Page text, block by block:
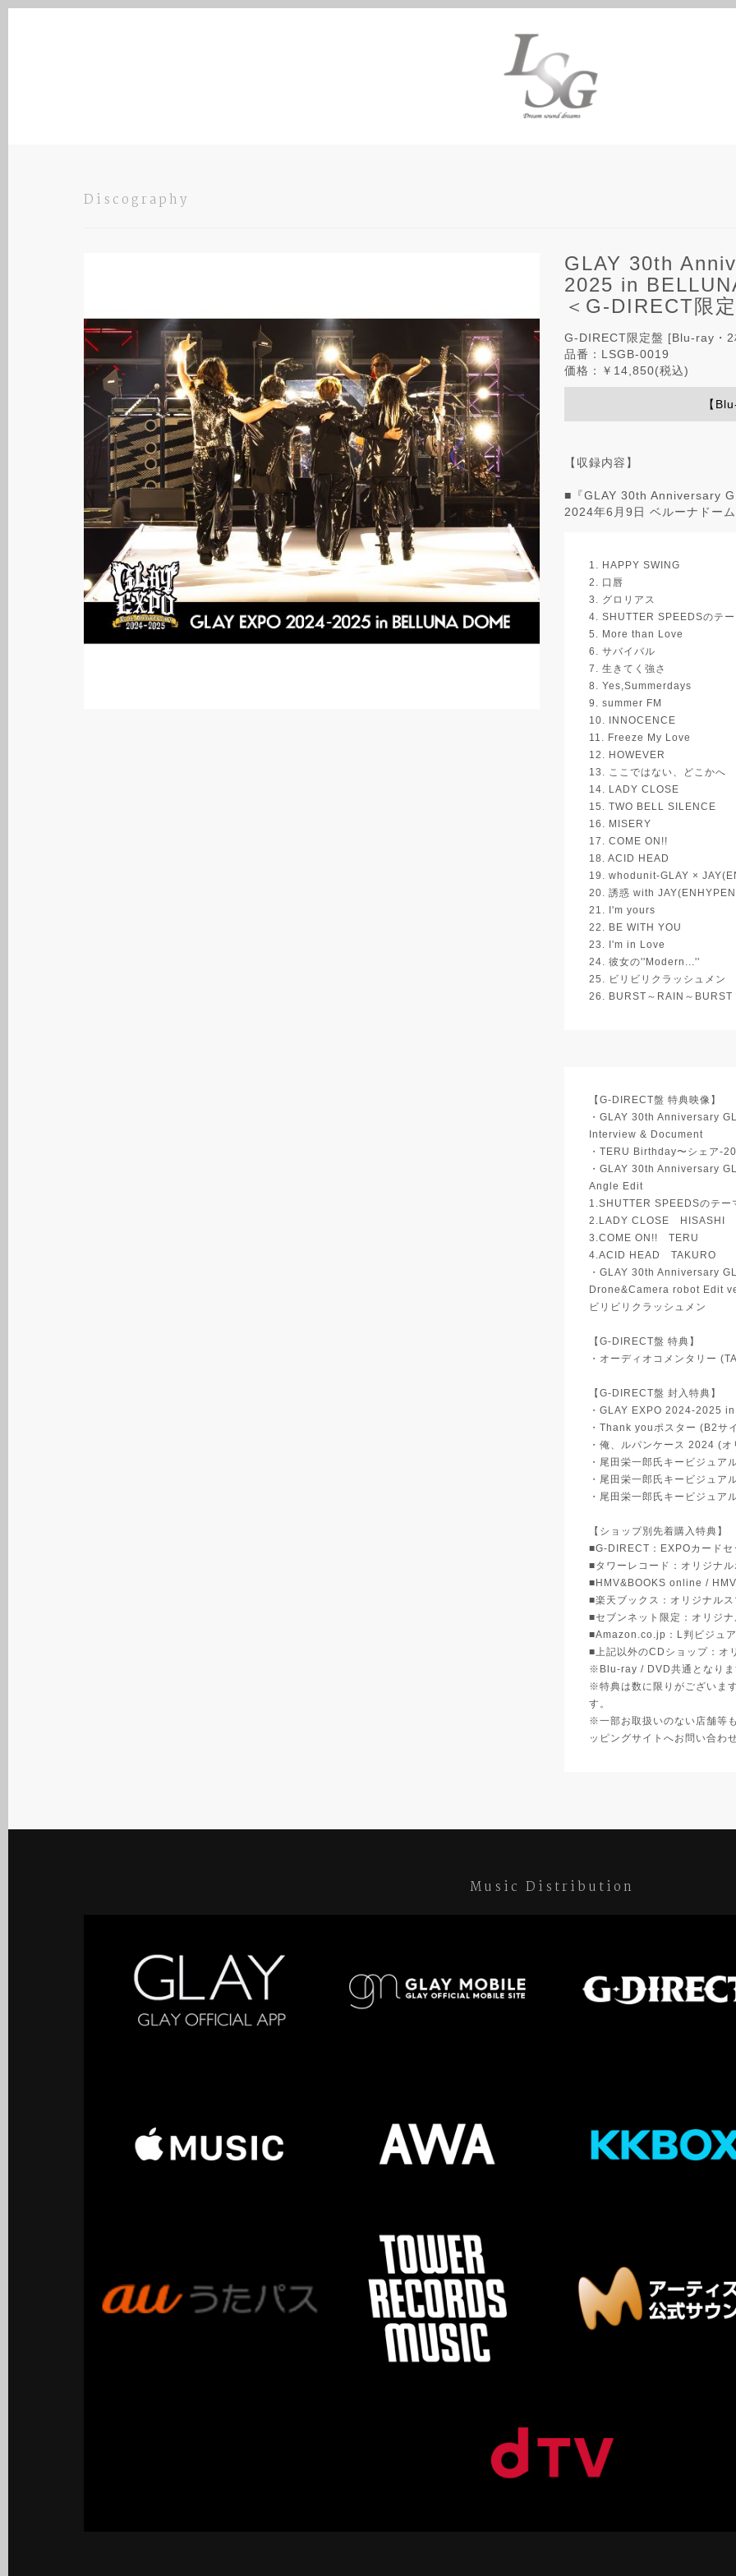
Discography
GLAY 30th
2025 in
＜G-DIRECT限
G-DIRECT限定盤 [Blu-ray・2
品番：LSGB-0019
価格：￥14,850(税込)
【
【収録内容】
■『GLAY 30th Anniversary
2024年6月9日 ベルーナドーム
1. HAPPY SWING
2. 口唇
3. グロリアス
4. SHUTTER SPEEDSのテー
5. More than Love
6. サバイバル
7. 生きてく強さ
8. Yes,Summerdays
9. summer FM
10. INNOCENCE
11. Freeze My Love
12. HOWEVER
13. ここではない、どこかへ
14. LADY CLOSE
15. TWO BELL SILENCE
16. MISERY
17. COME ON!!
18. ACID HEAD
19. whodunit-GLAY ×
20. 誘惑 with
21. I'm yours
22. BE WITH YOU
23. I'm in Love
24. 彼女の''Modern...''
25. ビリビリクラッシュメン
26. BURST～RAIN～BURST
【G-DIRECT盤 特典映像】
・GLAY 30th Anniversary
Interview & Document
・TERU Birthday〜シェア-
・GLAY 30th Anniversary
Angle Edit
1.SHUTTER SPEEDSのテ
2.LADY CLOSE HISASHI
3.COME ON!! TERU
4.ACID HEAD TAKURO
・GLAY 30th Anniversary
Drone&Camera robot Edit
ビリビリクラッシュメン
【G-DIRECT盤 特典】
・オーディオコメンタリー
【G-DIRECT盤 封入特典】
・GLAY EXPO 2024-2025
・Thank youポスター (B2サ
・俺、ルパンケース 2024 (
・尾田栄一郎氏キービジュア
・尾田栄一郎氏キービジュア
・尾田栄一郎氏キービジュア
【ショップ別先着購入特典】
■G-DIRECT：EXPOカード
■タワーレコード：オリジナル
■HMV&BOOKS online /
■楽天ブックス：オリジナル
■セブンネット限定：オリジ
■Amazon.co.jp：L判ビジュア
■上記以外のCDショップ：オ
※Blu-ray / DVD共通となりま
※特典は数に限りがございま
す。
※一部お取扱いのない店舗等
ッピングサイトへお問い合わ
Music Distribution